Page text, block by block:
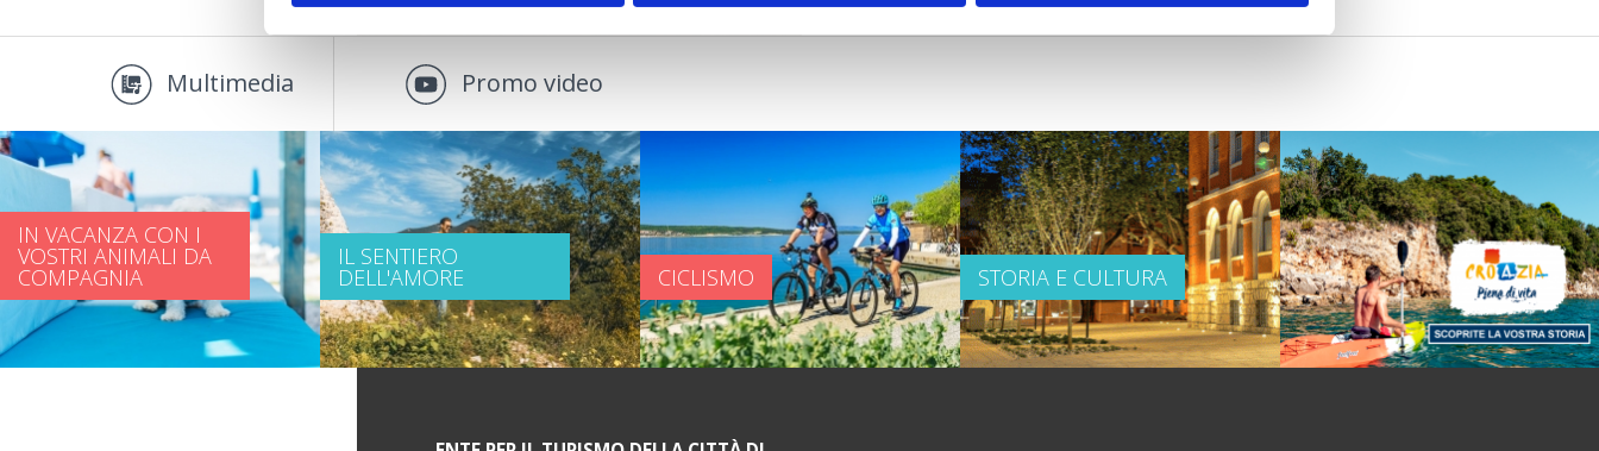
Multimedia Promo video
IN VACANZA CON I
VOSTRI ANIMALI DA
COMPAGNIA
IL SENTIERO
DELL'AMORE CICLISMO STORIA E CULTURA